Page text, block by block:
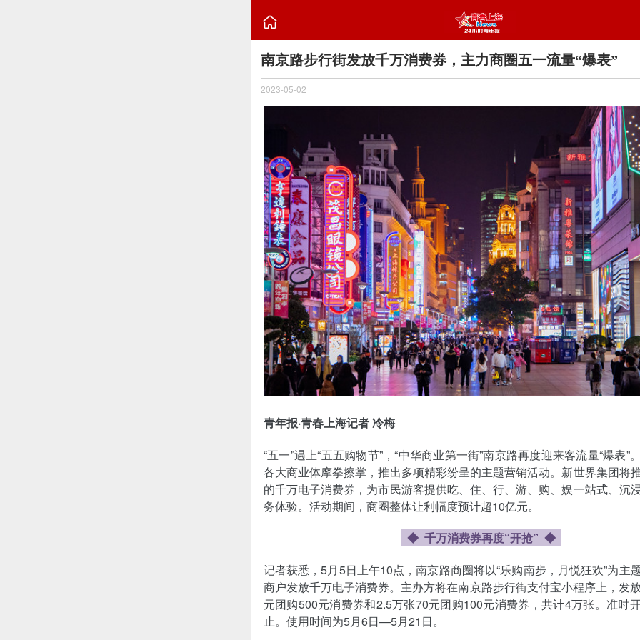

​南京路步行街发放千万消费券，主力商圈五一流量“爆表”
2023-05-02
青年报·青春上海记者 冷梅
“五一”遇上“五五购物节”，“中华商业第一街”南京路再度迎来客流量“爆表”
各大商业体摩拳擦掌，推出多项精彩纷呈的主题营销活动。新世界集团将
的千万电子消费券，为市民游客提供吃、住、行、游、购、娱一站式、沉
务体验。活动期间，商圈整体让利幅度预计超10亿元。
◆ 千万消费券再度“开抢” ◆
记者获悉，5月5日上午10点，南京路商圈将以“乐购南步，月悦狂欢”为主
商户发放千万电子消费券。主办方将在南京路步行街支付宝小程序上，发
元团购500元消费券和2.5万张70元团购100元消费券，共计4万张。准时
止。使用时间为5月6日—5月21日。